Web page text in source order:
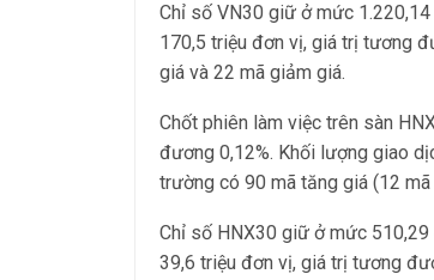
Chỉ số VN30 giữ ở mức
170,5 triệu đơn vị, giá trị tương
giá và 22 mã giảm giá.
Chốt phiên làm việc trên sàn
đương 0,12%. Khối lượng giao
trường có 90 mã tăng giá (12
Chỉ số HNX30 giữ ở mức
39,6 triệu đơn vị, giá trị tương